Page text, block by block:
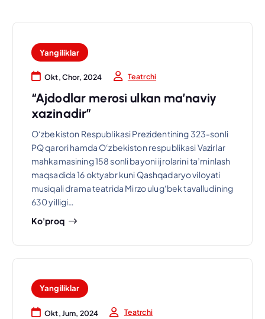
Yangiliklar
Okt, Chor, 2024 Teatrchi
“Ajdodlar merosi ulkan ma’naviy
xazinadir”
O‘zbekiston Respublikasi Prezidentining 323-sonli
PQ qarori hamda O‘zbekiston respublikasi Vazirlar
mahkamasining 158 sonli bayoni ijrolarini ta’minlash
maqsadida 16 oktyabr kuni Qashqadaryo viloyati
musiqali drama teatrida Mirzo ulug‘bek tavalludining
630 yilligi…
Ko'proq
Yangiliklar
Okt, Jum, 2024 Teatrchi